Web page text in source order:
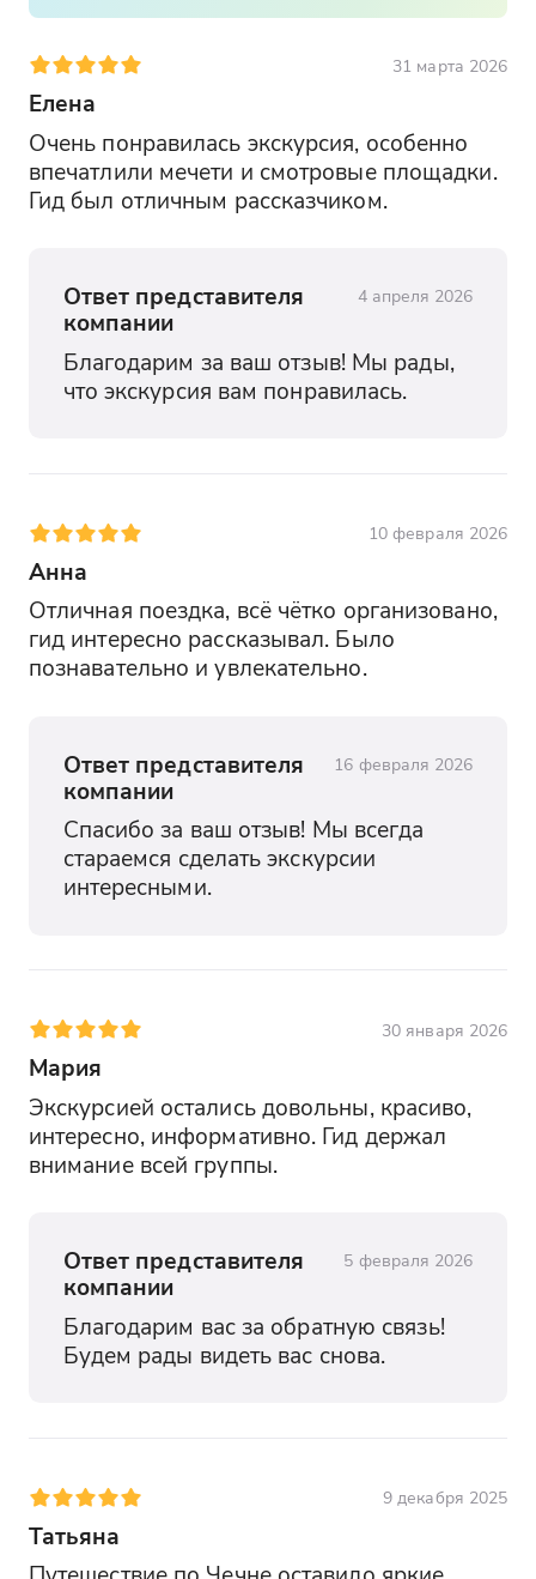
31 марта 2026
Елена
Очень понравилась экскурсия, особенно
впечатлили мечети и смотровые площадки.
Гид был отличным рассказчиком.
Ответ представителя
компании
4 апреля 2026
Благодарим за ваш отзыв! Мы рады,
что экскурсия вам понравилась.
10 февраля 2026
Анна
Отличная поездка, всё чётко организовано,
гид интересно рассказывал. Было
познавательно и увлекательно.
Ответ представителя
компании
16 февраля 2026
Спасибо за ваш отзыв! Мы всегда
стараемся сделать экскурсии
интересными.
30 января 2026
Мария
Экскурсией остались довольны, красиво,
интересно, информативно. Гид держал
внимание всей группы.
Ответ представителя
компании
5 февраля 2026
Благодарим вас за обратную связь!
Будем рады видеть вас снова.
9 декабря 2025
Татьяна